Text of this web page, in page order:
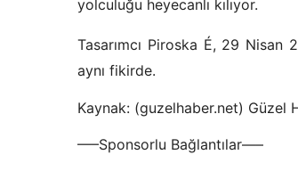
yolculuğu heyecanlı kılıyor.
Tasarımcı Piroska É, 29 Nisan
aynı fikirde.
Kaynak: (guzelhaber.net) Güzel
—–Sponsorlu Bağlantılar—–